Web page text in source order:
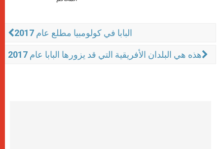
البابا في كولومبيا مطلع عام 2017
هذه هي البلدان الأفريقية التي قد يزورها البابا عام 2017